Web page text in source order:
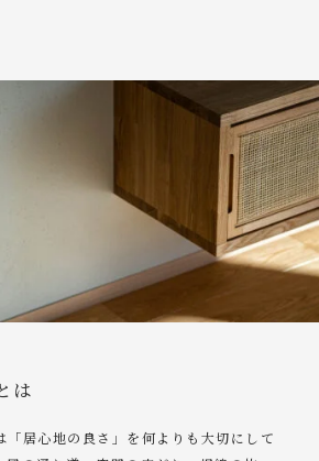
は
「居心地の良さ」を何よりも大切にして